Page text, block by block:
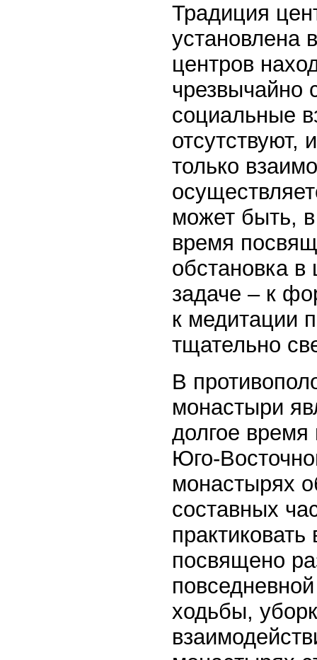
Традиция
установлена
центров
чрезвычайно
социальные
отсутствуют,
только
может быть,
время
обстановка в
задаче – к
к медитации
тщательно
В
монастыри
долгое время
Юго-
монастырях
составных
посвящено
ходьбы,